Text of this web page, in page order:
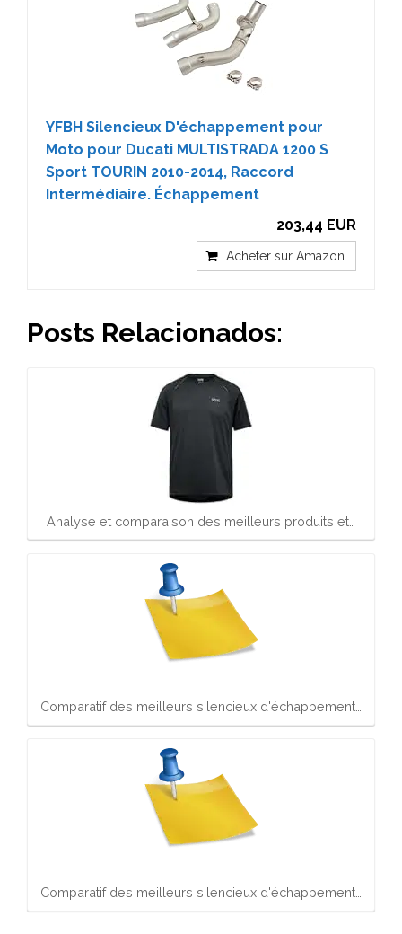
YFBH Silencieux D'échappement pour
Moto pour Ducati MULTISTRADA 1200 S
Sport TOURIN 2010-2014, Raccord
Intermédiaire. Échappement
203,44 EUR
Acheter sur Amazon
Posts Relacionados:
Analyse et comparaison des meilleurs produits et…
Comparatif des meilleurs silencieux d'échappement…
Comparatif des meilleurs silencieux d'échappement…